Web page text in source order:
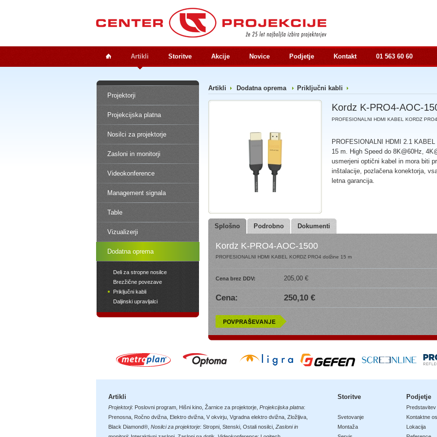
Artikli Storitve Akcije Novice Podjetje Kontakt 01 563 60 60
Projektorji
Projekcijska platna
Nosilci za projektorje
Zasloni in monitorji
Videokonference
Management signala
Table
Vizualizerji
Dodatna oprema
Deli za stropne nosilce
Brezžične povezave
Priključni kabli
Daljinski upravljalci
Artikli Dodatna oprema Priključni kabli
Kordz K-PRO4-AOC-
PROFESIONALNI HDMI KABEL KORDZ
PROFESIONALNI HDMI 2.1
15 m. High Speed do 8K@60Hz,
usmerjeni optični kabel in mora biti
inštalacije, pozlačena konektorja,
letna garancija.
Splošno Podrobno Dokumenti
Kordz K-PRO4-AOC-1500
PROFESIONALNI HDMI KABEL KORDZ PRO4 dolžine 15 m
Cena brez DDV: 205,00 €
Cena: 250,10 €
Artikli
Projektorji: Poslovni program Hišni kino Žarnice za projektorje Projekcijska platna:
Prenosna Ročno dvižna Elektro dvižna V okvirju Vgradna elektro dvižna Zložljiva
Black Diamond® Nosilci za projektorje: Stropni Stenski Ostali nosilci Zasloni in
Storitve
Svetovanje
Montaža
Podjetje
Predstavitev
Kontaktne
Lokacija